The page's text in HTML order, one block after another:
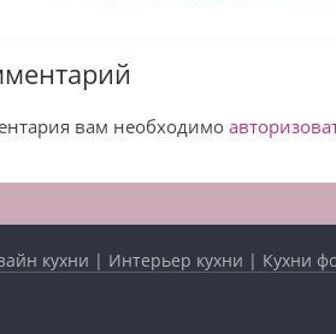
вам необходимо
кухни | Интерьер кухни | Кухни